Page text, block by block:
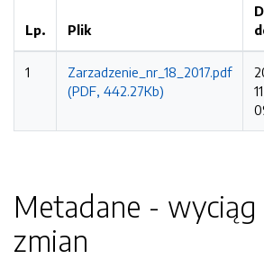
Lp. Plik
1
Zarzadzenie_nr_18_2017.pdf
(PDF, 442.27Kb)
11
Metadane - wyciąg
zmian